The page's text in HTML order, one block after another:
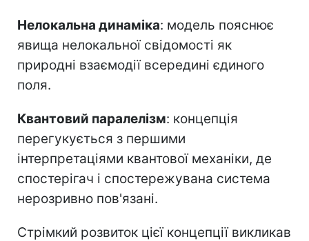
Нелокальна динаміка: модель пояснює
явища нелокальної свідомості як
природні взаємодії всередині єдиного
поля.
Квантовий паралелізм: концепція
перегукується з першими
інтерпретаціями квантової механіки, де
спостерігач і спостережувана система
нерозривно пов'язані.
Стрімкий розвиток цієї концепції викликав